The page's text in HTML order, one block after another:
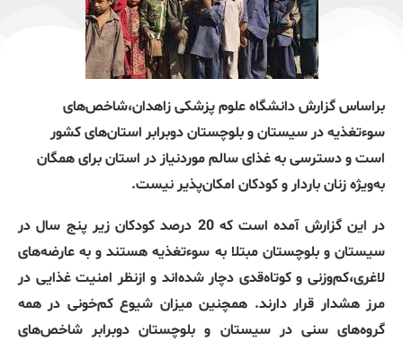
براساس گزارش دانشگاه علوم پزشکی زاهدان،شاخص‌های
سوءتغذیه در سیستان و بلوچستان دوبرابر استان‌های کشور
است و دسترسی به غذای سالم موردنیاز در استان برای همگان
به‌ویژه زنان باردار و کودکان امکان‌پذیر نیست.
در این گزارش آمده است که 20 درصد کودکان زیر پنج سال در
سیستان و بلوچستان مبتلا به سوءتغذیه هستند و به عارضه‌های
لاغری،کم‌وزنی و کوتاه‌قدی دچار شده‌اند و ازنظر امنیت غذایی در
مرز هشدار قرار دارند. همچنین میزان شیوع کم‌خونی در همه
گروه‌های سنی در سیستان و بلوچستان دوبرابر شاخص‌های